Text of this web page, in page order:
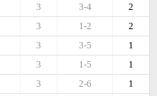
2
3-4
3
2
1-2
3
1
3-5
3
1
1-5
3
1
2-6
3